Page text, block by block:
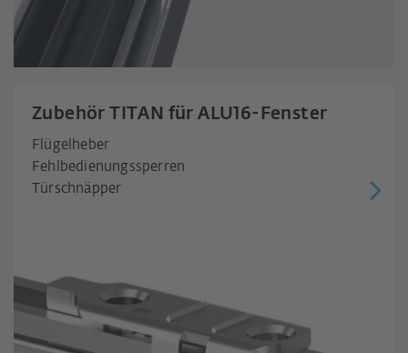
Zubehör TITAN für ALU16-Fenster
Flügelheber
Fehlbedienungssperren
Türschnäpper